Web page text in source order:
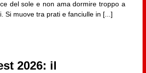
del sole e non ama dormire troppo a
Si muove tra prati e fanciulle in [...]
2026: il